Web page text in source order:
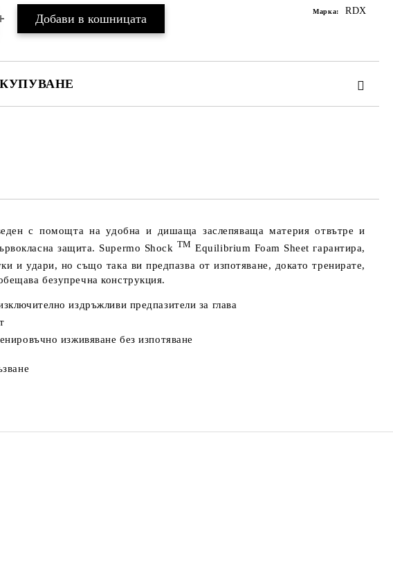
Марка: RDX
с помощта на удобна и дишаща заслепяваща материя отвътре и
защита. Supermo Shock TM Equilibrium Foam Sheet гарантира,
и удари, но също така ви предпазва от изпотяване, докато тренирате,
безупречна конструкция.
издръжливи предпазители за глава
изживяване без изпотяване